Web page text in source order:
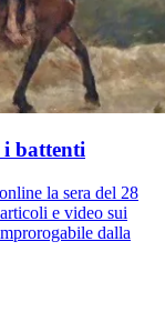
i battenti
la sera del 28
e video sui
dalla